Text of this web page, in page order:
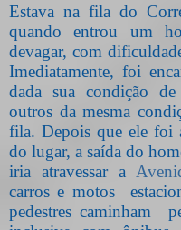
Estava na fila do
quando entrou um
devagar, com
Imediatamente, foi
dada sua condição
outros da mesma
fila. Depois que ele foi
do lugar, a saída do
iria atravessar a
carros e motos
pedestres caminham